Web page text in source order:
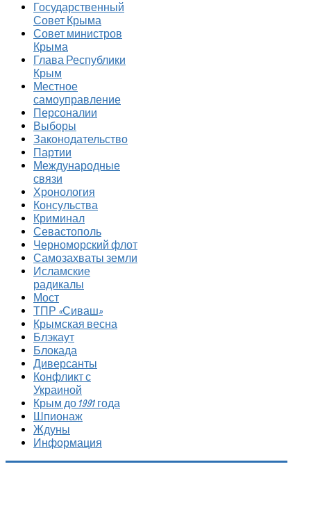
Государственный
Совет Крыма
Совет министров
Крыма
Глава Республики
Крым
Местное
самоуправление
Персоналии
Выборы
Законодательство
Партии
Международные
связи
Хронология
Консульства
Криминал
Севастополь
Черноморский флот
Самозахваты земли
Исламские
радикалы
Мост
ТПР «Сиваш»
Крымская весна
Блэкаут
Блокада
Диверсанты
Конфликт с
Украиной
Крым до 1991 года
Шпионаж
Ждуны
Информация